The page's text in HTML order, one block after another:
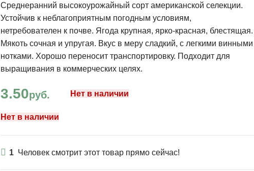
Среднеранний высокоурожайный сорт американской селекции.
Устойчив к неблагоприятным погодным условиям,
нетребователен к почве. Ягода крупная, ярко-красная, блестящая.
Мякоть сочная и упругая. Вкус в меру сладкий, с легкими винными
нотками. Хорошо переносит транспортировку. Подходит для
выращивания в коммерческих целях.
3.50руб. Нет в наличии
Нет в наличии
1 Человек смотрит этот товар прямо сейчас!